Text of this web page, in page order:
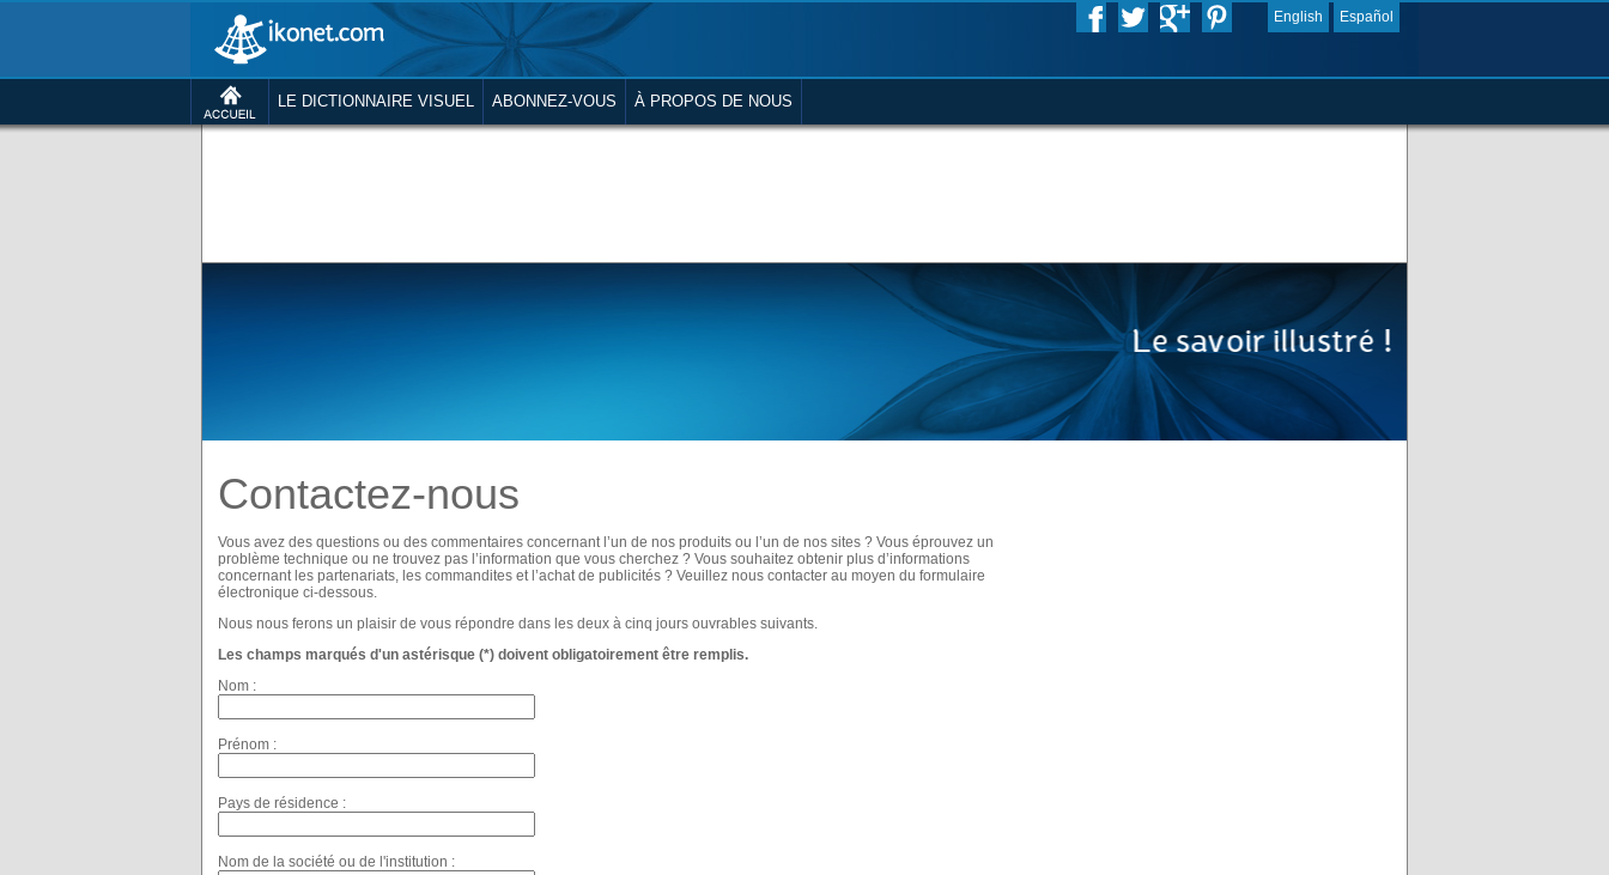
English Español
LE DICTIONNAIRE VISUEL ABONNEZ-VOUS À PROPOS DE NOUS
Contactez-nous
Vous avez des questions ou des commentaires concernant l’un de nos produits ou l’un de nos sites ? Vous éprouvez un
problème technique ou ne trouvez pas l’information que vous cherchez ? Vous souhaitez obtenir plus d’informations
concernant les partenariats, les commandites et l’achat de publicités ? Veuillez nous contacter au moyen du formulaire
électronique ci-dessous.
Nous nous ferons un plaisir de vous répondre dans les deux à cinq jours ouvrables suivants.
Les champs marqués d'un astérisque (*) doivent obligatoirement être remplis.
Nom :
Prénom :
Pays de résidence :
Nom de la société ou de l'institution :